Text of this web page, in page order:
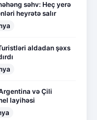
səhv: Heç yerə
heyrətə salır
aldadan şəxs
və Çili
layihəsi